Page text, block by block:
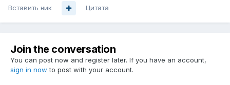
Вставить ник Цитата
Join the conversation
You can post now and register later. If you have an account,
sign in now to post with your account.